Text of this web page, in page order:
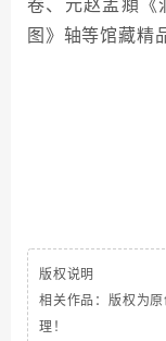
图》轴等馆藏精
版权说明
相关作品：版权为
理！